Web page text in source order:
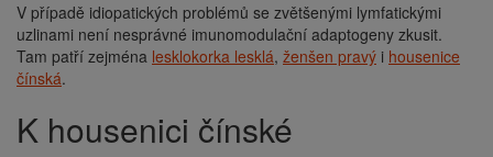
V případě idiopatických problémů se zvětšenými lymfatickými
uzlinami není nesprávné imunomodulační adaptogeny zkusit.
Tam patří zejména lesklokorka lesklá, ženšen pravý i housenice
čínská.
K housenici čínské